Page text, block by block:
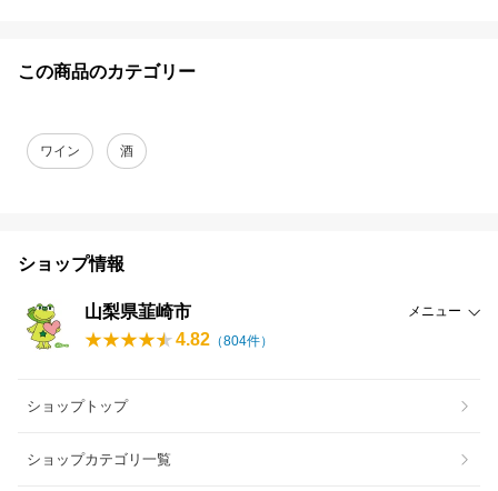
この商品のカテゴリー
ワイン 酒
ショップ情報
山梨県韮崎市 メニュー
4.82 （804件）
ショップトップ
ショップカテゴリ一覧